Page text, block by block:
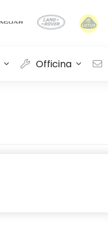
Officina